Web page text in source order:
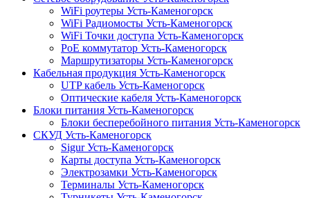
WiFi роутеры Усть-Каменогорск
WiFi Радиомосты Усть-Каменогорск
WiFi Точки доступа Усть-Каменогорск
PoE коммутатор Усть-Каменогорск
Маршрутизаторы Усть-Каменогорск
Кабельная продукция Усть-Каменогорск
UTP кабель Усть-Каменогорск
Оптические кабеля Усть-Каменогорск
Блоки питания Усть-Каменогорск
Блоки бесперебойного питания Усть-Каменогорск
СКУД Усть-Каменогорск
Sigur Усть-Каменогорск
Карты доступа Усть-Каменогорск
Электрозамки Усть-Каменогорск
Терминалы Усть-Каменогорск